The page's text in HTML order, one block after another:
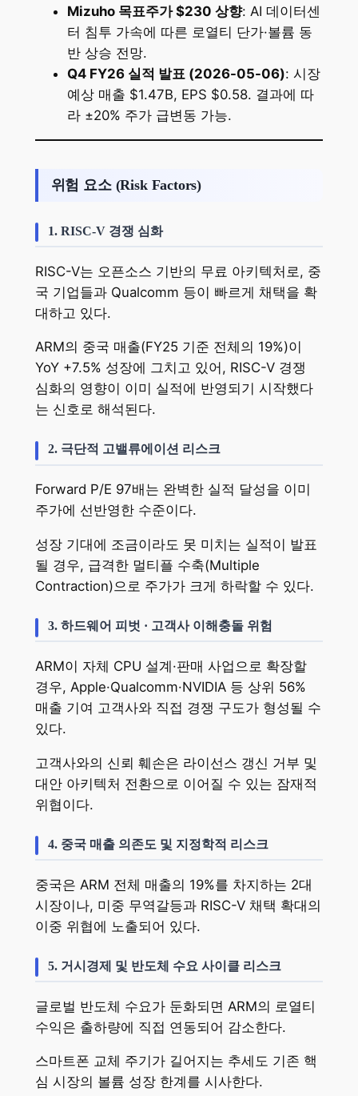
Mizuho 목표주가 $230 상향: AI 데이터센
터 침투 가속에 따른 로열티 단가·볼륨 동
반 상승 전망.
Q4 FY26 실적 발표 (2026-05-06): 시장
예상 매출 $1.47B, EPS $0.58. 결과에 따
라 ±20% 주가 급변동 가능.
위험 요소 (Risk Factors)
1. RISC-V 경쟁 심화
RISC-V는 오픈소스 기반의 무료 아키텍처로, 중
국 기업들과 Qualcomm 등이 빠르게 채택을 확
대하고 있다.
ARM의 중국 매출(FY25 기준 전체의 19%)이
YoY +7.5% 성장에 그치고 있어, RISC-V 경쟁
심화의 영향이 이미 실적에 반영되기 시작했다
는 신호로 해석된다.
2. 극단적 고밸류에이션 리스크
Forward P/E 97배는 완벽한 실적 달성을 이미
주가에 선반영한 수준이다.
성장 기대에 조금이라도 못 미치는 실적이 발표
될 경우, 급격한 멀티플 수축(Multiple
Contraction)으로 주가가 크게 하락할 수 있다.
3. 하드웨어 피벗 · 고객사 이해충돌 위험
ARM이 자체 CPU 설계·판매 사업으로 확장할
경우, Apple·Qualcomm·NVIDIA 등 상위 56%
매출 기여 고객사와 직접 경쟁 구도가 형성될 수
있다.
고객사와의 신뢰 훼손은 라이선스 갱신 거부 및
대안 아키텍처 전환으로 이어질 수 있는 잠재적
위협이다.
4. 중국 매출 의존도 및 지정학적 리스크
중국은 ARM 전체 매출의 19%를 차지하는 2대
시장이나, 미중 무역갈등과 RISC-V 채택 확대의
이중 위협에 노출되어 있다.
5. 거시경제 및 반도체 수요 사이클 리스크
글로벌 반도체 수요가 둔화되면 ARM의 로열티
수익은 출하량에 직접 연동되어 감소한다.
스마트폰 교체 주기가 길어지는 추세도 기존 핵
심 시장의 볼륨 성장 한계를 시사한다.